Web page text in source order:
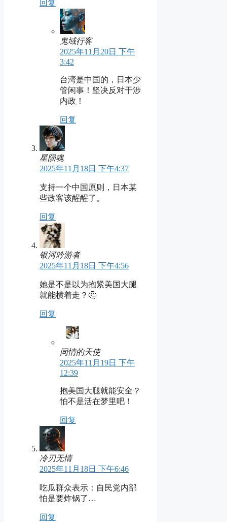
回复
鬼域行客
2025年11月20日 下午
3:42
台湾是中国的，日本少
管闲事！坚决反对干涉
内政！
回复
星陨魂
2025年11月18日 下午4:37
支持一个中国原则，日本某
些政客该醒醒了。
回复
银河吟游者
2025年11月18日 下午4:56
她是不是以为抱紧美国大腿
就能横着走？🤔
回复
同情的天使
2025年11月19日 下午
12:39
抱美国大腿就能安全？
怕不是活在梦里吧！
回复
冷刃无情
2025年11月18日 下午6:46
吃瓜群众表示：自民党内部
怕是要炸锅了…
回复